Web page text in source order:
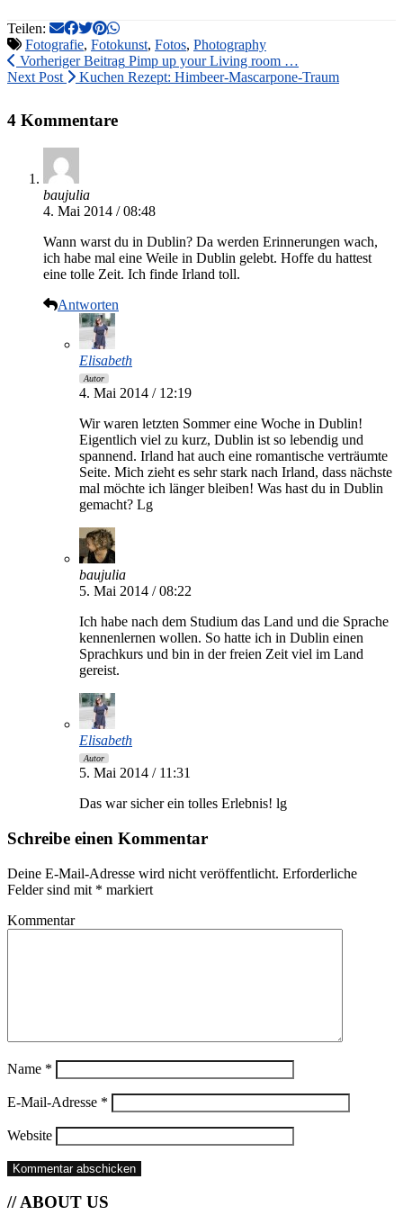
Teilen:
Fotografie, Fotokunst, Fotos, Photography
Vorheriger Beitrag Pimp up your Living room …
Next Post
Kuchen Rezept: Himbeer-Mascarpone-Traum
4 Kommentare
baujulia
4. Mai 2014 / 08:48
Wann warst du in Dublin? Da werden Erinnerungen wach,
ich habe mal eine Weile in Dublin gelebt. Hoffe du hattest
eine tolle Zeit. Ich finde Irland toll.
Antworten
Elisabeth
Autor
4. Mai 2014 / 12:19
Wir waren letzten Sommer eine Woche in Dublin!
Eigentlich viel zu kurz, Dublin ist so lebendig und
spannend. Irland hat auch eine romantische verträumte
Seite. Mich zieht es sehr stark nach Irland, dass nächste
mal möchte ich länger bleiben! Was hast du in Dublin
gemacht? Lg
baujulia
5. Mai 2014 / 08:22
Ich habe nach dem Studium das Land und die Sprache
kennenlernen wollen. So hatte ich in Dublin einen
Sprachkurs und bin in der freien Zeit viel im Land
gereist.
Elisabeth
Autor
5. Mai 2014 / 11:31
Das war sicher ein tolles Erlebnis! lg
Schreibe einen Kommentar
Deine E-Mail-Adresse wird nicht veröffentlicht. Erforderliche
Felder sind mit * markiert
Kommentar
Name *
E-Mail-Adresse *
Website
// ABOUT US